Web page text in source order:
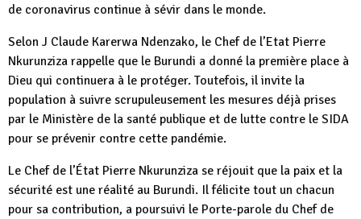
de coronavirus continue à sévir dans le monde.
Selon J Claude Karerwa Ndenzako, le Chef de l’Etat Pierre
Nkurunziza rappelle que le Burundi a donné la première place à
Dieu qui continuera à le protéger. Toutefois, il invite la
population à suivre scrupuleusement les mesures déjà prises
par le Ministère de la santé publique et de lutte contre le SIDA
pour se prévenir contre cette pandémie.
Le Chef de l’État Pierre Nkurunziza se réjouit que la paix et la
sécurité est une réalité au Burundi. Il félicite tout un chacun
pour sa contribution, a poursuivi le Porte-parole du Chef de